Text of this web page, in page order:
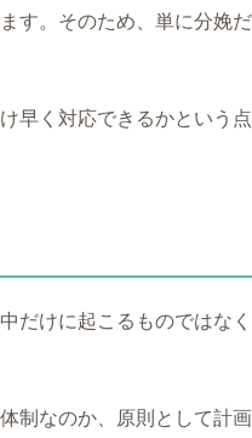
す。そのため、単に分娩
早く対応できるかという
だけに起こるものではな
制なのか、原則として計